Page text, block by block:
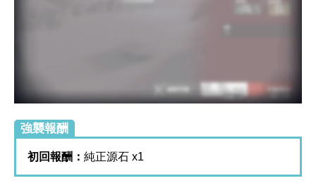
強襲報酬
初回報酬： 純正源石 x1